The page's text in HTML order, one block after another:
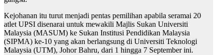
Kejohanan itu turut menjadi pentas pemilihan apabila seramai 20
atlet UPSI disenarai untuk mewakili Majlis Sukan Universiti
Malaysia (MASUM) ke Sukan Institusi Pendidikan Malaysia
(SIPMA) ke-10 yang akan berlangsung di Universiti Teknologi
Malaysia (UTM), Johor Bahru, dari 1 hingga 7 September ini.